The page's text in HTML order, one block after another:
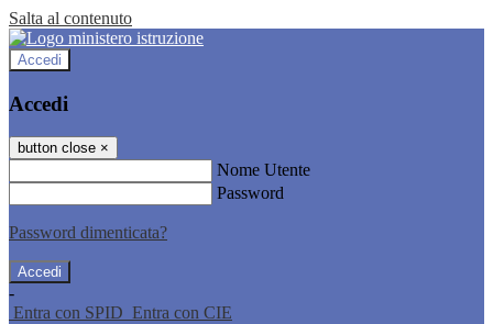
Salta al contenuto
Accedi
Accedi
button close ×
Nome Utente
Password
Password dimenticata?
-
Entra con SPID Entra con CIE